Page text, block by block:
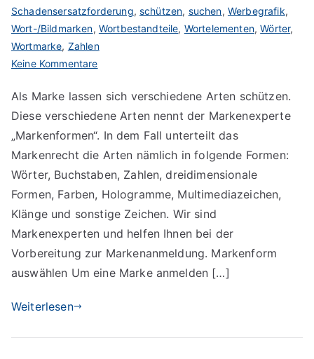
Schadensersatzforderung,schützen, suchen, Werbegrafik,
Wort-/Bildmarken, Wortbestandteile, Wortelementen,Wörter,
Wortmarke, Zahlen
Keine Kommentarezu
der
Marke
suchen
Als Marke lassen sich verschiedene Arten schützen.
Diese verschiedene Arten nennt der Markenexperte
„Markenformen“. In dem Fall unterteilt das
Markenrecht die Arten nämlich in folgende Formen:
Wörter, Buchstaben, Zahlen, dreidimensionale
Formen, Farben, Hologramme, Multimediazeichen,
Klänge und sonstige Zeichen. Wir sind
Markenexperten und helfen Ihnen bei der
Vorbereitung zur Markenanmeldung. Markenform
auswählen Um eine Marke anmelden […]
Weiterlesen